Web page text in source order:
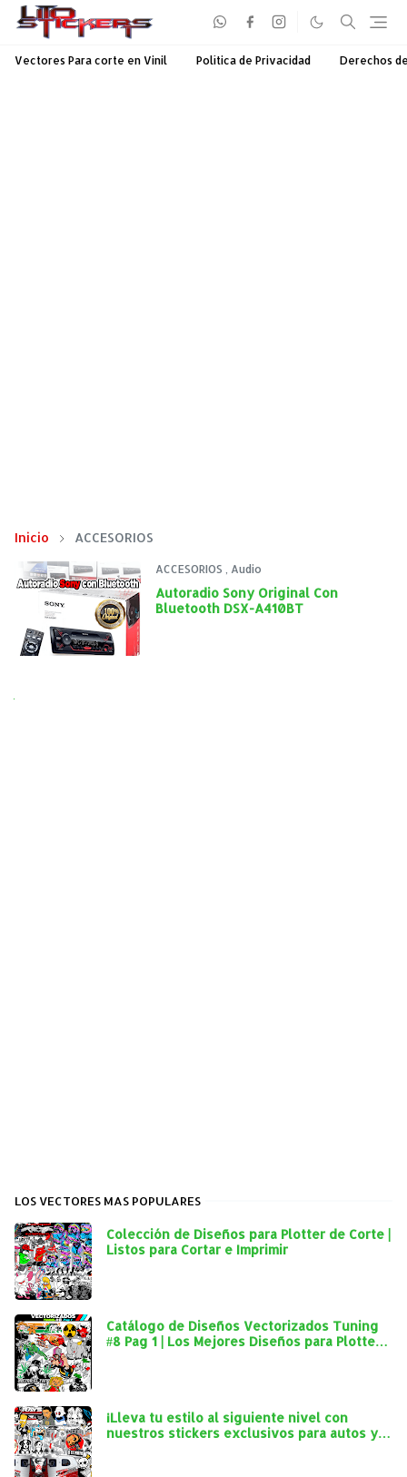
Vectores Para corte en Vinil Política de Privacidad Derechos
Inicio ACCESORIOS
ACCESORIOS , Audio
Autoradio Sony Original Con
Bluetooth DSX-A410BT
LOS VECTORES MAS POPULARES
Colección de Diseños para Plotter de Corte |
Listos para Cortar e Imprimir
Catálogo de Diseños Vectorizados Tuning
#8 Pag 1 | Los Mejores Diseños para Plotter
¡Lleva tu estilo al siguiente nivel con
nuestros stickers exclusivos para autos y